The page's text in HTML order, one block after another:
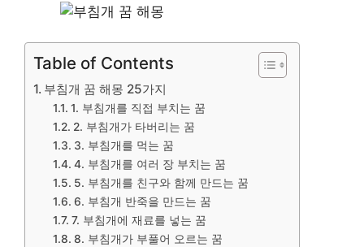
Table of Contents
부침개 꿈 해몽 25가지
1. 부침개를 직접 부치는 꿈
2. 부침개가 타버리는 꿈
3. 부침개를 먹는 꿈
4. 부침개를 여러 장 부치는 꿈
5. 부침개를 친구와 함께 만드는 꿈
6. 부침개 반죽을 만드는 꿈
7. 부침개에 재료를 넣는 꿈
8. 부침개가 부풀어 오르는 꿈